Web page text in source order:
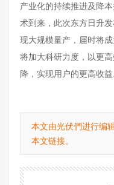
产业化的持续推进及降
术到来，此次东方日升
现大规模量产，届时将
将加大科研力度，以更
降，实现用户的更高收益
本文由光伏們进行编
本文链接。